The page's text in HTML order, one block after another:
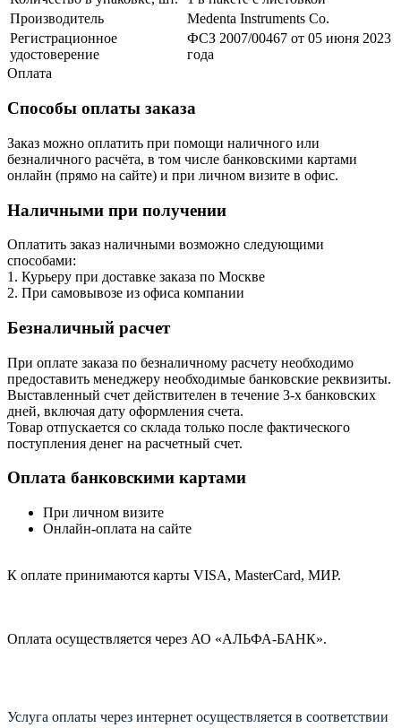
Производитель
Medenta Instruments Co.
Регистрационное
удостоверение
ФСЗ 2007/00467 от 05 июня 2023
года
Оплата
Способы оплаты заказа
Заказ можно оплатить при помощи наличного или
безналичного расчёта, в том числе банковскими картами
онлайн (прямо на сайте) и при личном визите в офис.
Наличными при получении
Оплатить заказ наличными возможно следующими
способами:
1. Курьеру при доставке заказа по Москве
2. При самовывозе из офиса компании
Безналичный расчет
При оплате заказа по безналичному расчету необходимо
предоставить менеджеру необходимые банковские реквизиты.
Выставленный счет действителен в течение 3-х банковских
дней, включая дату оформления cчета.
Товар отпускается со склада только после фактического
поступления денег на расчетный счет.
Оплата банковскими картами
При личном визите
Онлайн-оплата на сайте
К оплате принимаются карты VISA, MasterCard, МИР.
Оплата осуществляется через АО «АЛЬФА-БАНК».
Услуга оплаты через интернет осуществляется в соответствии